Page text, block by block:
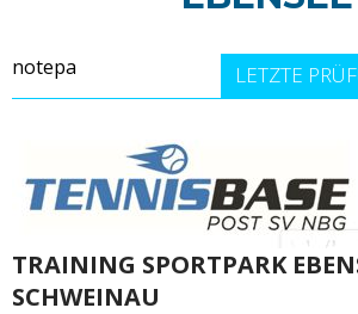
LETZTE
notepa
TRAINING SPORTPARK
SCHWEINAU